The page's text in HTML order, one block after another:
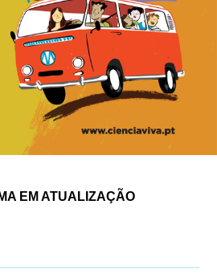
EM ATUALIZAÇÃO